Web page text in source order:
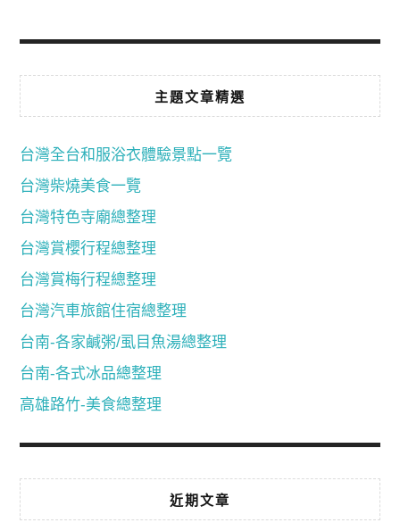
主題文章精選
台灣全台和服浴衣體驗景點一覽
台灣柴燒美食一覽
台灣特色寺廟總整理
台灣賞櫻行程總整理
台灣賞梅行程總整理
台灣汽車旅館住宿總整理
台南-各家鹹粥/虱目魚湯總整理
台南-各式冰品總整理
高雄路竹-美食總整理
近期文章